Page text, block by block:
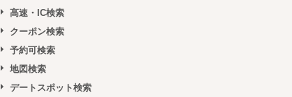
高速・IC検索
クーポン検索
予約可検索
地図検索
デートスポット検索